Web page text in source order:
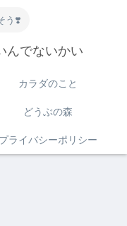
う❣️
んでないかい
カラダのこと
どうぶの森
プライバシーポリシー